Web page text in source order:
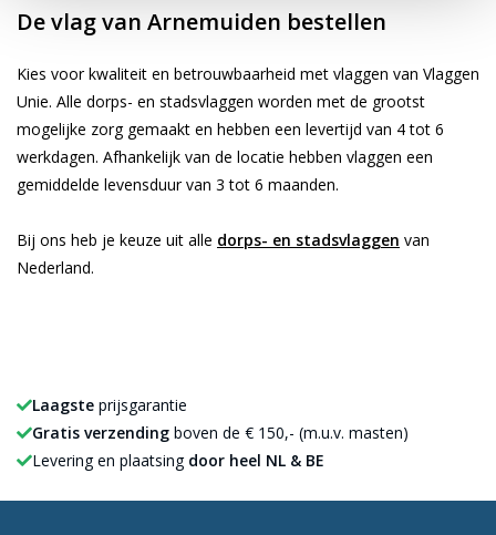
De vlag van Arnemuiden bestellen
Kies voor kwaliteit en betrouwbaarheid met vlaggen van Vlaggen
Unie. Alle dorps- en stadsvlaggen worden met de grootst
mogelijke zorg gemaakt en hebben een levertijd van 4 tot 6
werkdagen. Afhankelijk van de locatie hebben vlaggen een
gemiddelde levensduur van 3 tot 6 maanden.
Bij ons heb je keuze uit alle dorps- en stadsvlaggen van
Nederland.
Laagste prijsgarantie
Gratis verzending boven de € 150,- (m.u.v. masten)
Levering en plaatsing door heel NL & BE